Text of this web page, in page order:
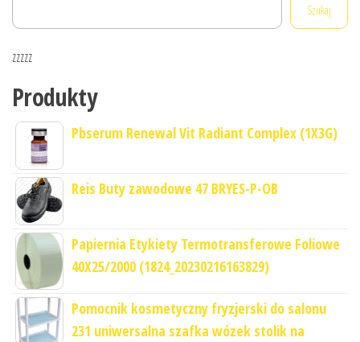
Szukaj
zzzzz
Produkty
Pbserum Renewal Vit Radiant Complex (1X3G)
Reis Buty zawodowe 47 BRYES-P-OB
Papiernia Etykiety Termotransferowe Foliowe
40X25/2000 (1824_20230216163829)
Pomocnik kosmetyczny fryzjerski do salonu
231 uniwersalna szafka wózek stolik na